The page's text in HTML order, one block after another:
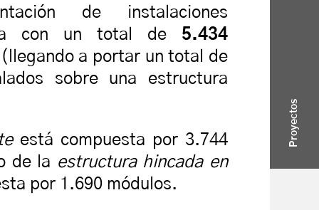
Proyectos
de instalaciones
con un total de 5.434
a portar un total de
sobre una estructura
está compuesta por 3.744
de la estructura hincada en
por 1.690 módulos.